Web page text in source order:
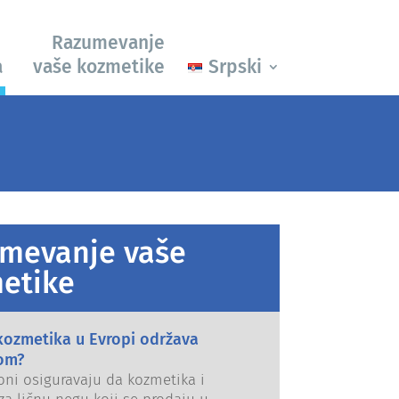
Razumevanje
vaše kozmetike
Srpski
vaše
u Evropi održava
osiguravaju da kozmetika i